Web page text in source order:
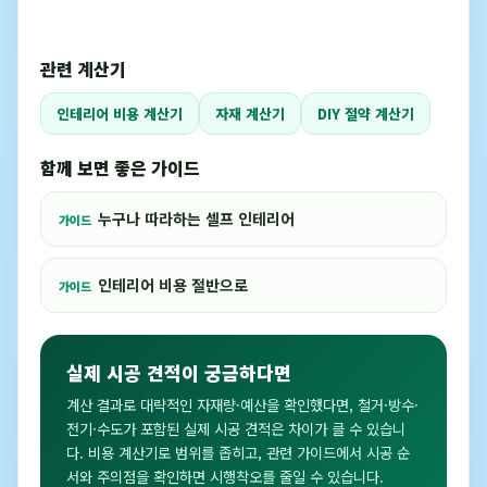
관련 계산기
인테리어 비용 계산기 자재 계산기 DIY 절약 계산기
함께 보면 좋은 가이드
가이드 누구나 따라하는 셀프 인테리어
가이드 인테리어 비용 절반으로
실제 시공 견적이 궁금하다면
계산 결과로 대략적인 자재량·예산을 확인했다면, 철거·방수·
전기·수도가 포함된 실제 시공 견적은 차이가 클 수 있습니
다. 비용 계산기로 범위를 좁히고, 관련 가이드에서 시공 순
서와 주의점을 확인하면 시행착오를 줄일 수 있습니다.